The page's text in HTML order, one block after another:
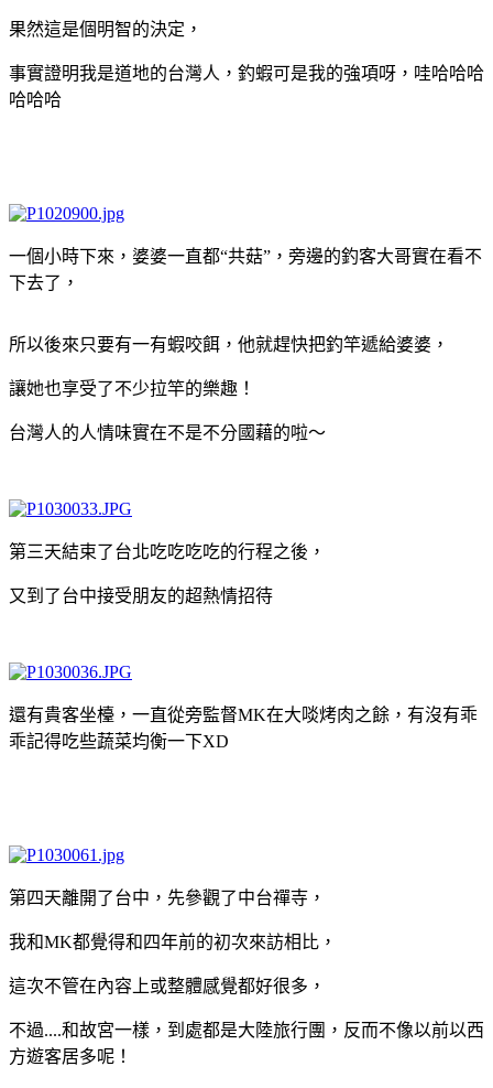
果然這是個明智的決定，
事實證明我是道地的台灣人，釣蝦可是我的強項呀，哇哈哈哈
哈哈哈
一個小時下來，婆婆一直都“共菇”，旁邊的釣客大哥實在看不
下去了，
所以後來只要有一有蝦咬餌，他就趕快把釣竿遞給婆婆，
讓她也享受了不少拉竿的樂趣！
台灣人的人情味實在不是不分國藉的啦～
第三天結束了台北吃吃吃吃的行程之後，
又到了台中接受朋友的超熱情招待
還有貴客坐檯，一直從旁監督MK在大啖烤肉之餘，有沒有乖
乖記得吃些蔬菜均衡一下XD
第四天離開了台中，先參觀了中台禪寺，
我和MK都覺得和四年前的初次來訪相比，
這次不管在內容上或整體感覺都好很多，
不過....和故宮一樣，到處都是大陸旅行團，反而不像以前以西
方遊客居多呢！